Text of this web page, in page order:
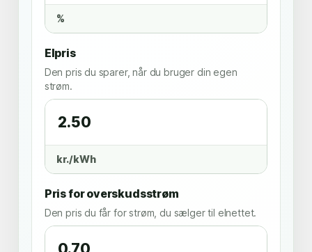
%
Elpris
Den pris du sparer, når du bruger din egen
strøm.
kr./kWh
Pris for overskudsstrøm
Den pris du får for strøm, du sælger til elnettet.